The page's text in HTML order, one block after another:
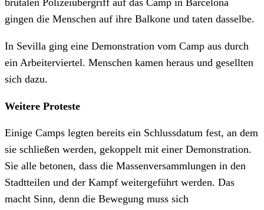
brutalen Polizeiübergriff auf das Camp in Barcelona
gingen die Menschen auf ihre Balkone und taten dasselbe.
In Sevilla ging eine Demonstration vom Camp aus durch
ein Arbeiterviertel. Menschen kamen heraus und gesellten
sich dazu.
Weitere Proteste
Einige Camps legten bereits ein Schlussdatum fest, an dem
sie schließen werden, gekoppelt mit einer Demonstration.
Sie alle betonen, dass die Massenversammlungen in den
Stadtteilen und der Kampf weitergeführt werden. Das
macht Sinn, denn die Bewegung muss sich